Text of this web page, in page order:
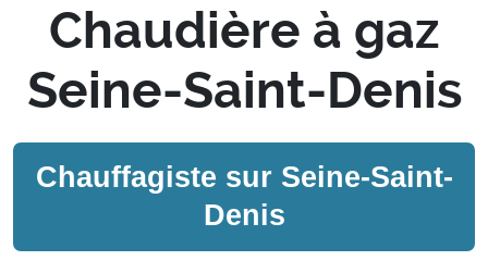
Chaudière à gaz
Seine-Saint-Denis
Chauffagiste sur Seine-Saint-
Denis